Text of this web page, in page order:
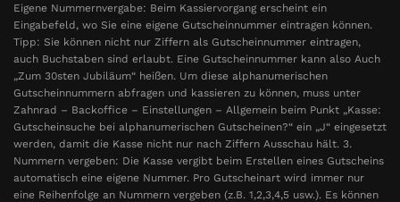
Eigene Nummernvergabe: Beim Kassiervorgang erscheint ein
Eingabefeld, wo Sie eine eigene Gutscheinnummer eintragen können.
Tipp: Sie können nicht nur Ziffern als Gutscheinnummer eintragen,
auch Buchstaben sind erlaubt. Eine Gutscheinnummer kann also Auch
„Zum 30sten Jubiläum“ heißen. Um diese alphanumerischen
Gutscheinnummern abfragen und kassieren zu können, muss unter
Zahnrad – Backoffice – Einstellungen – Allgemein beim Punkt „Kasse:
Gutscheinsuche bei alphanumerischen Gutscheinen?“ ein „J“ eingesetzt
werden, damit die Kasse nicht nur nach Ziffern Ausschau hält. 3.
Nummern vergeben: Die Kasse vergibt beim Erstellen eines Gutscheins
automatisch eine eigene Nummer. Pro Gutscheinart wird immer nur
eine Reihenfolge an Nummern vergeben (z.B. 1,2,3,4,5 usw.). Es können